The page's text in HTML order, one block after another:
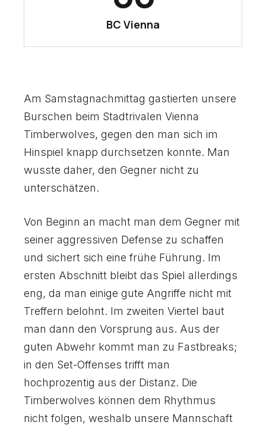
3
4
5
6
7
8
9
0
3
4
5
6
7
8
9
0
1
3
4
5
6
7
8
9
0
1
3
4
5
6
7
8
9
0
BC Vienna
Am Samstagnachmittag gastierten unsere
Burschen beim Stadtrivalen Vienna
Timberwolves, gegen den man sich im
Hinspiel knapp durchsetzen konnte. Man
wusste daher, den Gegner nicht zu
unterschätzen.
Von Beginn an macht man dem Gegner mit
seiner aggressiven Defense zu schaffen
und sichert sich eine frühe Führung. Im
ersten Abschnitt bleibt das Spiel allerdings
eng, da man einige gute Angriffe nicht mit
Treffern belohnt. Im zweiten Viertel baut
man dann den Vorsprung aus. Aus der
guten Abwehr kommt man zu Fastbreaks;
in den Set-Offenses trifft man
hochprozentig aus der Distanz. Die
Timberwolves können dem Rhythmus
nicht folgen, weshalb unsere Mannschaft